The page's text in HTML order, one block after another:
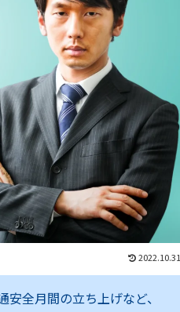
2022.10.31
全月間の立ち上げなど、